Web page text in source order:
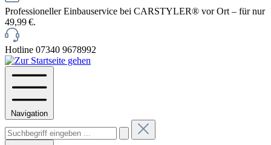
Professioneller Einbauservice bei CARSTYLER® vor Ort – für nur
49,99 €.
Hotline 07340 9678992
Navigation